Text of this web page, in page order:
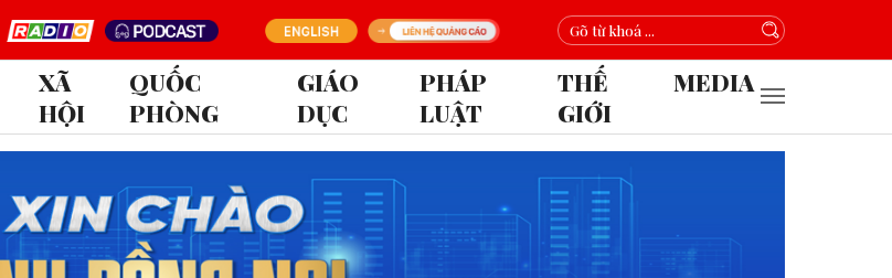
XÃ
HỘI
QUỐC
PHÒNG
GIÁO
DỤC
PHÁP
LUẬT
THẾ
GIỚI
MEDIA